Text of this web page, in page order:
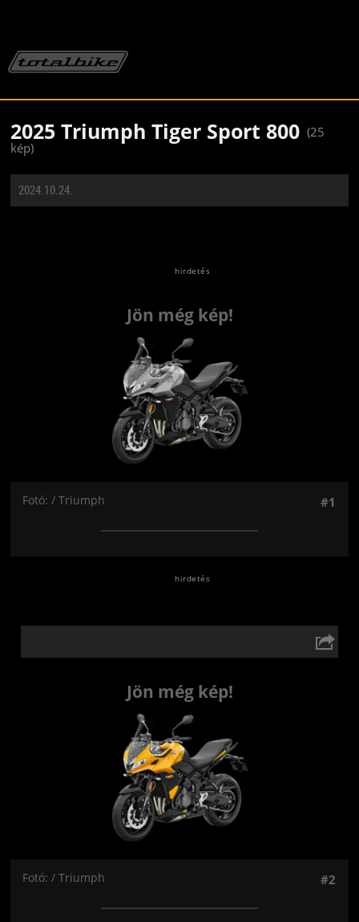
2025 Triumph Tiger Sport 800 (25
kép)
2024.10.24.
Jön még kép!
Fotó: / Triumph #1
Jön még kép!
Fotó: / Triumph #2